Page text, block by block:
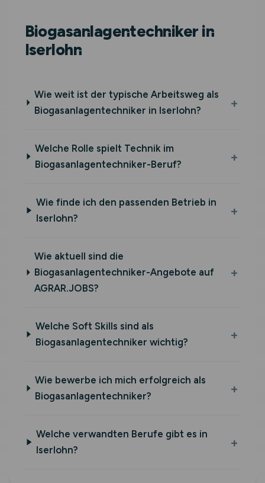
Biogasanlagentechniker in
Iserlohn
Wie weit ist der typische Arbeitsweg als
Biogasanlagentechniker in Iserlohn?
Welche Rolle spielt Technik im
Biogasanlagentechniker-Beruf?
Wie finde ich den passenden Betrieb in
Iserlohn?
Wie aktuell sind die
Biogasanlagentechniker-Angebote auf
AGRAR.JOBS?
Welche Soft Skills sind als
Biogasanlagentechniker wichtig?
Wie bewerbe ich mich erfolgreich als
Biogasanlagentechniker?
Welche verwandten Berufe gibt es in
Iserlohn?